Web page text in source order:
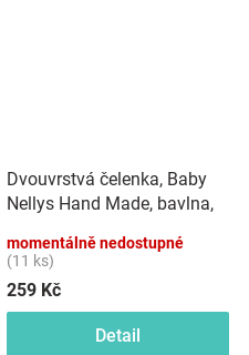
Dvouvrstvá čelenka, Baby
Nellys Hand Made, bavlna,
80/98
momentálně nedostupné
(11 ks)
259 Kč
Detail